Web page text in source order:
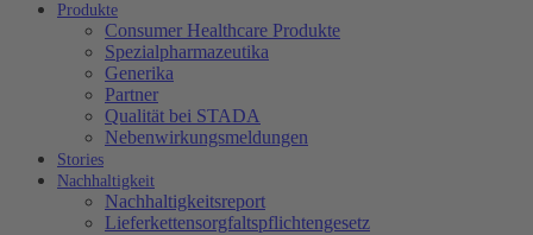
Produkte
Consumer Healthcare Produkte
Spezialpharmazeutika
Generika
Partner
Qualität bei STADA
Nebenwirkungsmeldungen
Stories
Nachhaltigkeit
Nachhaltigkeitsreport
Lieferkettensorgfaltspflichtengesetz